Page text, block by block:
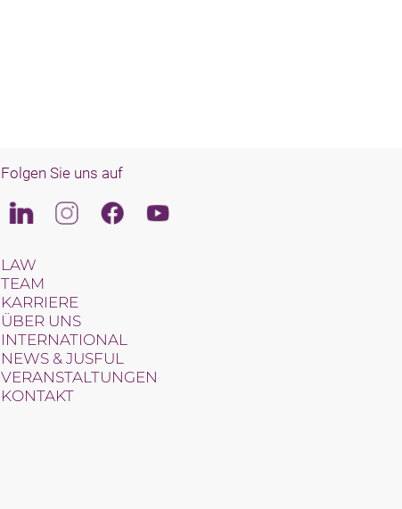
Folgen Sie uns auf
LinkedinInstagramFacebookYoutube
LAW
TEAM
KARRIERE
ÜBER UNS
INTERNATIONAL
NEWS & JUSFUL
VERANSTALTUNGEN
KONTAKT